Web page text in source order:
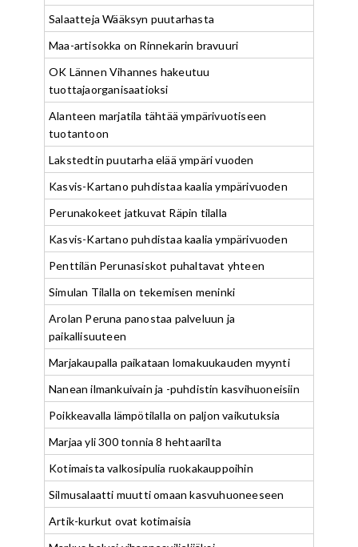
Salaatteja Wääksyn puutarhasta
Maa-artisokka on Rinnekarin bravuuri
OK Lännen Vihannes hakeutuu
tuottajaorganisaatioksi
Alanteen marjatila tähtää ympärivuotiseen
tuotantoon
Lakstedtin puutarha elää ympäri vuoden
Kasvis-Kartano puhdistaa kaalia ympärivuoden
Perunakokeet jatkuvat Räpin tilalla
Kasvis-Kartano puhdistaa kaalia ympärivuoden
Penttilän Perunasiskot puhaltavat yhteen
Simulan Tilalla on tekemisen meninki
Arolan Peruna panostaa palveluun ja
paikallisuuteen
Marjakaupalla paikataan lomakuukauden myynti
Nanean ilmankuivain ja -puhdistin kasvihuoneisiin
Poikkeavalla lämpötilalla on paljon vaikutuksia
Marjaa yli 300 tonnia 8 hehtaarilta
Kotimaista valkosipulia ruokakauppoihin
Silmusalaatti muutti omaan kasvuhuoneeseen
Artik-kurkut ovat kotimaisia